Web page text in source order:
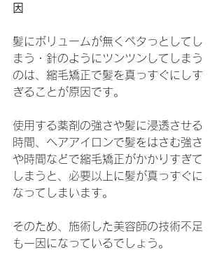
因
髪にボリュームが無くペタっとしてし
まう・針のようにツンツンしてしまう
のは、縮毛矯正で髪を真っすぐにしす
ぎることが原因です。
使用する薬剤の強さや髪に浸透させる
時間、ヘアアイロンで髪をはさむ強さ
や時間などで縮毛矯正がかかりすぎて
しまうと、必要以上に髪が真っすぐに
なってしまいます。
そのため、施術した美容師の技術不足
も一因になっているでしょう。